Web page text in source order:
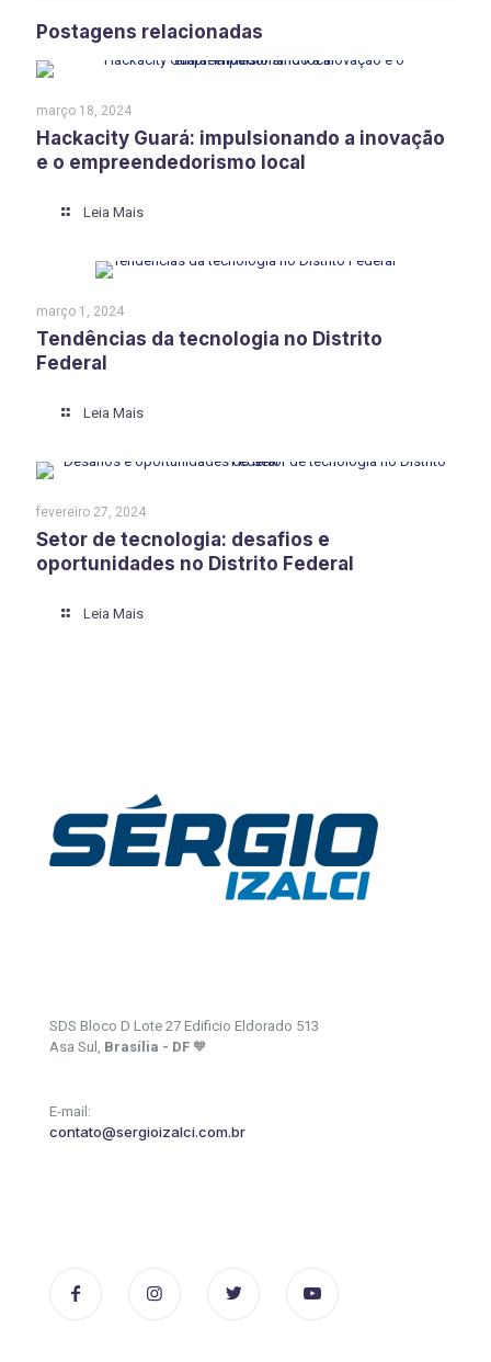
Postagens relacionadas
março 18, 2024
Hackacity Guará: impulsionando a inovação
e o empreendedorismo local
Leia Mais
março 1, 2024
Tendências da tecnologia no Distrito
Federal
Leia Mais
fevereiro 27, 2024
Setor de tecnologia: desafios e
oportunidades no Distrito Federal
Leia Mais
SDS Bloco D Lote 27 Edificio Eldorado 513
Asa Sul, Brasília - DF 🧡
contato@sergioizalci.com.br
E-mail: